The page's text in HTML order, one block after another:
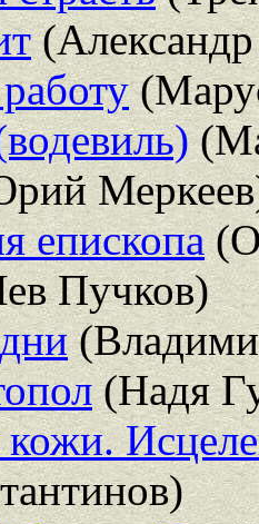
епископа
Пучков)
(Надя
кожи.